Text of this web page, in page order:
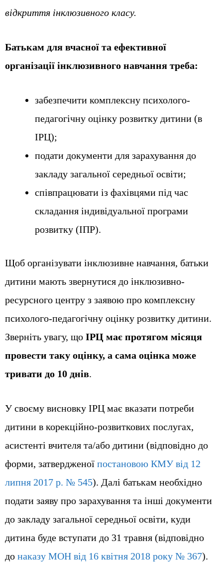
відкриття інклюзивного класу.
Батькам для вчасної та ефективної
організації інклюзивного навчання треба:
забезпечити комплексну психолого-
педагогічну оцінку розвитку дитини (в
ІРЦ);
подати документи для зарахування до
закладу загальної середньої освіти;
співпрацювати із фахівцями під час
складання індивідуальної програми
розвитку (ІПР).
Щоб організувати інклюзивне навчання, батьки
дитини мають звернутися до інклюзивно-
ресурсного центру з заявою про комплексну
психолого-педагогічну оцінку розвитку дитини.
Зверніть увагу, що ІРЦ має протягом місяця
провести таку оцінку, а сама оцінка може
тривати до 10 днів.
У своєму висновку ІРЦ має вказати потреби
дитини в корекційно-розвиткових послугах,
асистенті вчителя та/або дитини (відповідно до
форми, затвердженої постановою КМУ від 12
липня 2017 р. № 545). Далі батькам необхідно
подати заяву про зарахування та інші документи
до закладу загальної середньої освіти, куди
дитина буде вступати до 31 травня (відповідно
до наказу МОН від 16 квітня 2018 року № 367).